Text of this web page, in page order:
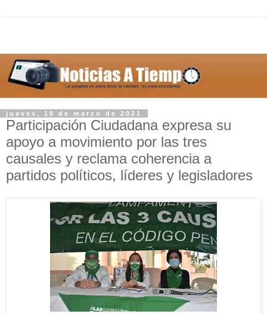
jueves, 18 de marzo de 2021
Participación Ciudadana expresa su
apoyo a movimiento por las tres
causales y reclama coherencia a
partidos políticos, líderes y legisladores